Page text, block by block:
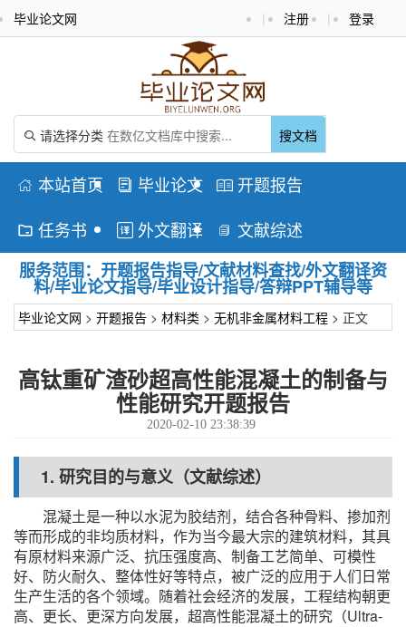
毕业论文网 登录
|
注册
|
 请选择分类 搜文档
 本站首页  毕业论文  开题报告
 任务书  外文翻译  文献综述
服务范围：开题报告指导/文献材料查找/外文翻译资
料/毕业论文指导/毕业设计指导/答辩PPT辅导等
毕业论文网 > 开题报告 > 材料类 > 无机非金属材料工程 > 正文
高钛重矿渣砂超高性能混凝土的制备与
性能研究开题报告
2020-02-10 23:38:39
1. 研究目的与意义（文献综述）
混凝土是一种以水泥为胶结剂，结合各种骨料、掺加剂
等而形成的非均质材料，作为当今最大宗的建筑材料，其具
有原材料来源广泛、抗压强度高、制备工艺简单、可模性
好、防火耐久、整体性好等特点，被广泛的应用于人们日常
生产生活的各个领域。随着社会经济的发展，工程结构朝更
高、更长、更深方向发展，超高性能混凝土的研究（Ultra-